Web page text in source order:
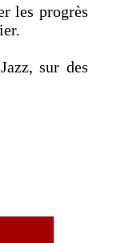
les progrès
sur des